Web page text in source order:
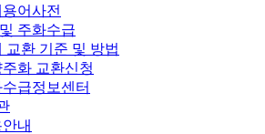
어사전
주화수급
교환 기준 및 방법
화 교환신청
급정보센터
내